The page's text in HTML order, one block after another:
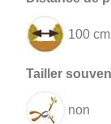
100 cm
non